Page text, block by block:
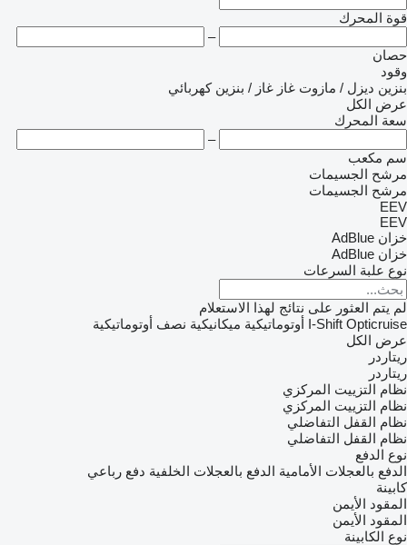
قوة المحرك
–
حصان
وقود
بنزين ديزل / مازوت غاز غاز / بنزين كهربائي
عرض الكل
سعة المحرك
–
سم مكعب
مرشح الجسيمات
مرشح الجسيمات
EEV
EEV
خزان AdBlue
خزان AdBlue
نوع علبة السرعات
لم يتم العثور على نتائج لهذا الاستعلام
I-Shift Opticruise أوتوماتيكية ميكانيكية نصف أوتوماتيكية
عرض الكل
ريتاردر
ريتاردر
نظام التزييت المركزي
نظام التزييت المركزي
نظام القفل التفاضلي
نظام القفل التفاضلي
نوع الدفع
الدفع بالعجلات الأمامية الدفع بالعجلات الخلفية دفع رباعي
كابينة
المقود الأيمن
المقود الأيمن
نوع الكابينة